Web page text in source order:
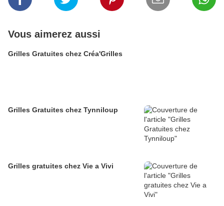
Vous aimerez aussi
Grilles Gratuites chez Créa'Grilles
Grilles Gratuites chez Tynniloup
Grilles gratuites chez Vie a Vivi